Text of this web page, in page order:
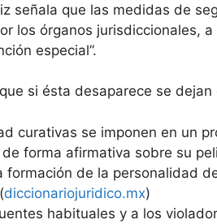
señala que las medidas de
los órganos jurisdiccionales,
especial”.
si ésta desaparece se
curativas se imponen en un
forma afirmativa sobre su
formación de la personalidad
diccionariojuridico.mx)
habituales y a los